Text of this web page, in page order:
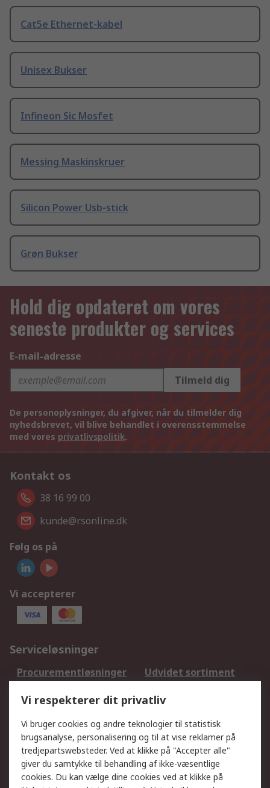
Cat5e Ethernet-kabel
Unisex Bukser
Infineon Sic Mosfet
Messing Maskinskruer
Silicon Power Usb-stick
Grøn Bukser
Hold dig opdateret om vores
seneste produkter og services
E-mail-adresse
Tilmeld dig
De personoplysninger, du afgiver, når du tilmelder dig
nyhedsbrevet, vil blive behandlet i overensstemmelse
med vores privatlivspolitik.
Kontakt os
38 16 99 00
kunde@rsonline.dk
Følg os på
Vi accepterer
Serviceløsninger
Procurementløsninger
Udvidet sortiment
DesignSpark
Teknisk Support
Dit lokale salgsteam
Eksportløsninger
Support
Få hjælp
Returnering
Vi respekterer dit privatliv
Vi bruger cookies og andre teknologier til statistisk
brugsanalyse, personalisering og til at vise reklamer på
tredjepartswebsteder. Ved at klikke på "Accepter alle"
giver du samtykke til behandling af ikke-væsentlige
cookies. Du kan vælge dine cookies ved at klikke på